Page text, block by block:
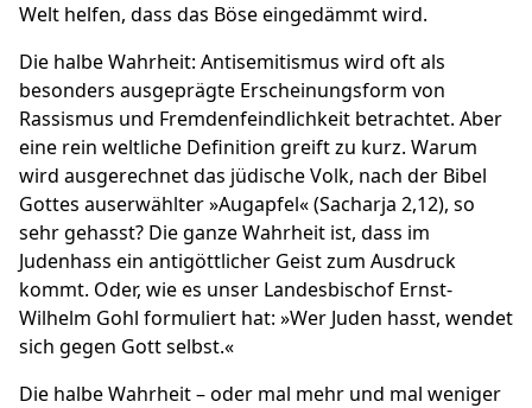
Welt helfen, dass das Böse eingedämmt wird.
Die halbe Wahrheit: Antisemitismus wird oft als
besonders ausgeprägte Erscheinungsform von
Rassismus und Fremdenfeindlichkeit betrachtet. Aber
eine rein weltliche Definition greift zu kurz. Warum
wird ausgerechnet das jüdische Volk, nach der Bibel
Gottes auserwählter »Augapfel« (Sacharja 2,12), so
sehr gehasst? Die ganze Wahrheit ist, dass im
Judenhass ein antigöttlicher Geist zum Ausdruck
kommt. Oder, wie es unser Landesbischof Ernst-
Wilhelm Gohl formuliert hat: »Wer Juden hasst, wendet
sich gegen Gott selbst.«
Die halbe Wahrheit – oder mal mehr und mal weniger